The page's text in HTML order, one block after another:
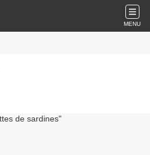
MENU